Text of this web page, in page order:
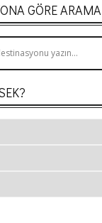
GÖRE ARAMA